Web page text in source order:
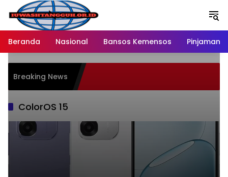
Langsung
konten
Beranda
Nasional Bansos Kemensos Pinjaman
Breaking News
ColorOS 15